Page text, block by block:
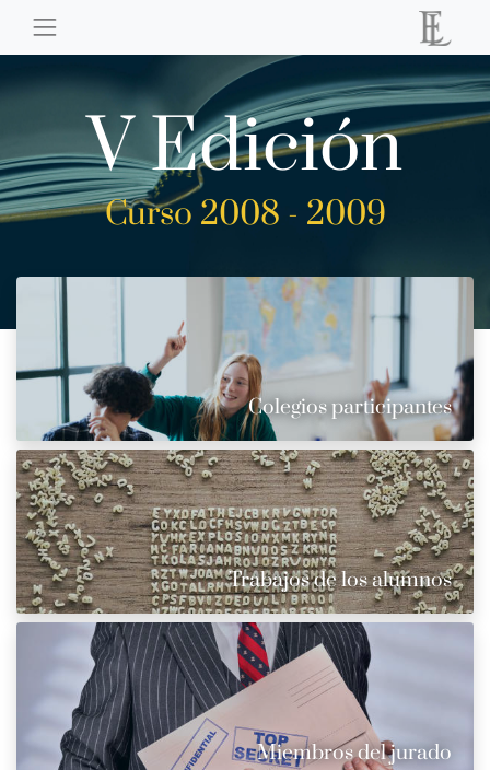
V Edición
Curso 2008 - 2009
Colegios participantes
Trabajos de los alumnos
Miembros del jurado